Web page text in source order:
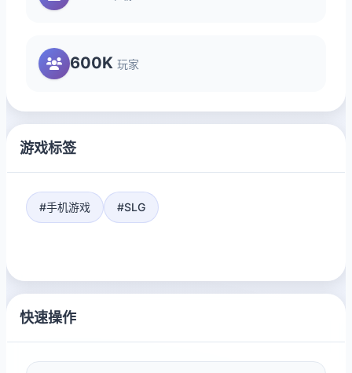
600K 玩家
游戏标签
#手机游戏 #SLG
快速操作